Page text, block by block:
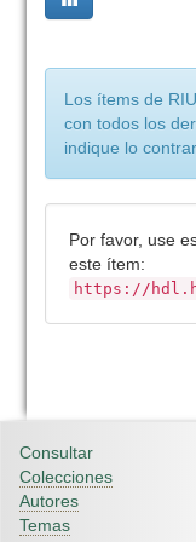
Los ítems de
con todos los
indique lo
Por favor, use
este ítem:
https://
Consultar
Colecciones
Autores
Temas